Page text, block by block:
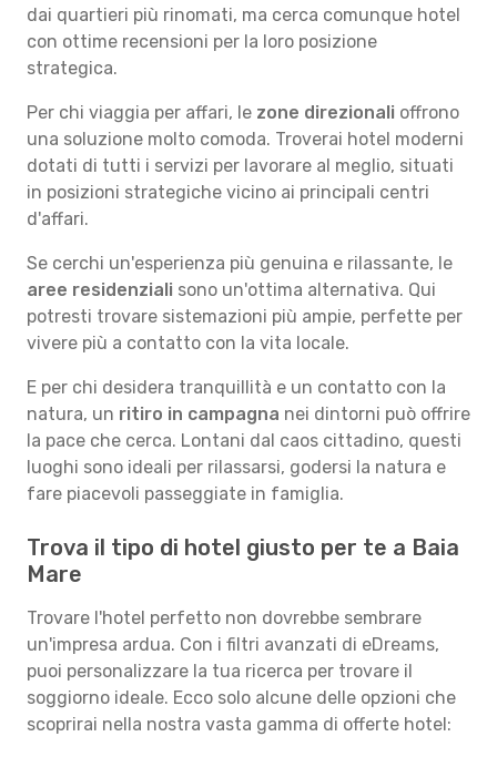
dai quartieri più rinomati, ma cerca comunque hotel
con ottime recensioni per la loro posizione
strategica.
Per chi viaggia per affari, le zone direzionali offrono
una soluzione molto comoda. Troverai hotel moderni
dotati di tutti i servizi per lavorare al meglio, situati
in posizioni strategiche vicino ai principali centri
d'affari.
Se cerchi un'esperienza più genuina e rilassante, le
aree residenziali sono un'ottima alternativa. Qui
potresti trovare sistemazioni più ampie, perfette per
vivere più a contatto con la vita locale.
E per chi desidera tranquillità e un contatto con la
natura, un ritiro in campagna nei dintorni può offrire
la pace che cerca. Lontani dal caos cittadino, questi
luoghi sono ideali per rilassarsi, godersi la natura e
fare piacevoli passeggiate in famiglia.
Trova il tipo di hotel giusto per te a Baia
Mare
Trovare l'hotel perfetto non dovrebbe sembrare
un'impresa ardua. Con i filtri avanzati di eDreams,
puoi personalizzare la tua ricerca per trovare il
soggiorno ideale. Ecco solo alcune delle opzioni che
scoprirai nella nostra vasta gamma di offerte hotel: